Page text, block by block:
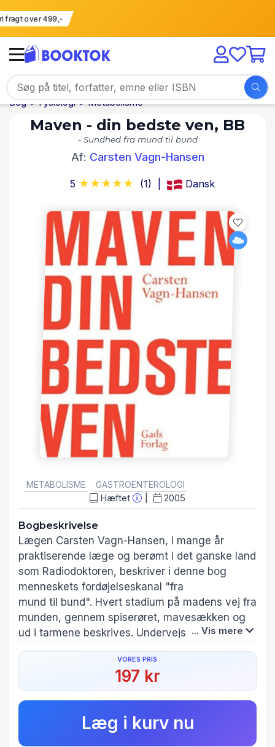
Fri fragt over 499,-
Bog Fysiologi Metabolisme
Maven - din bedste ven, BB
- Sundhed fra mund til bund
Af: Carsten Vagn-Hansen
5 (1) Dansk
METABOLISME
GASTROENTEROLOGI
Hæftet 2005
Bogbeskrivelse
Lægen Carsten Vagn-Hansen, i mange år
praktiserende læge og berømt i det ganske land
som Radiodoktoren, beskriver i denne bog
menneskets fordøjelseskanal "fra
mund til bund". Hvert stadium på madens vej fra
munden, gennem spiserøret, mavesækken og
ud i tarmene beskrives. Undervejs beskrives
fortælles om, hvilke sygdomme de forskellige
organer kan blive ramt af, og hvordan man kan
lindre og afhjælpe dem. Forfatteren kommer
med mange gode råd og forslag til, hvordan
man holder sig rask og netop undgår disse
sygdomme, ikke mindst ved at sørge for at få
... Vis mere
VORES PRIS
197 kr
Læg i kurv nu